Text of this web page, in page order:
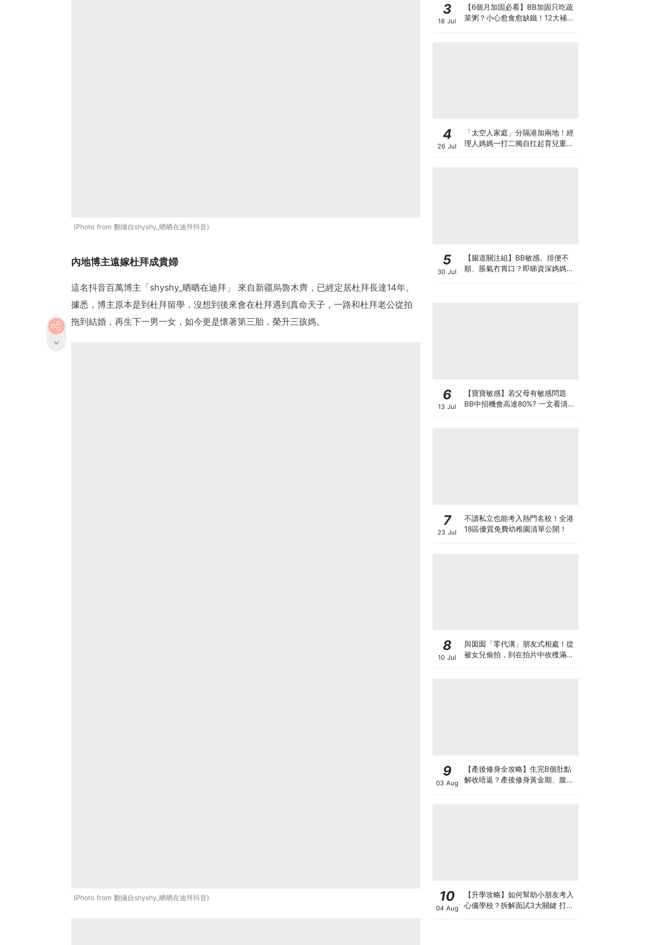
Photo from 翻攝自shyshy_晒晒在迪拜抖音
內地博主遠嫁杜拜成貴婦
這名抖音百萬博主「shyshy_晒晒在迪拜」 來自新疆烏魯木齊，已經定居杜拜長達14年。
據悉，博主原本是到杜拜留學，沒想到後來會在杜拜遇到真命天子，一路和杜拜老公從拍
拖到結婚，再生下一男一女，如今更是懷著第三胎，榮升三孩媽。
Photo from 翻攝自shyshy_晒晒在迪拜抖音
3
18 Jul
【6個月加固必看】BB加固只吃蔬
菜粥？小心愈食愈缺鐵！12大補鐵
4
26 Jul
「太空人家庭」分隔港加兩地！經
理人媽媽一打二獨自扛起育兒重
5
30 Jul
【腸道關注組】BB敏感、排便不
順、脹氣冇胃口？即睇資深媽媽分
6
13 Jul
【寶寶敏感】若父母有敏感問題
BB中招機會高達80%? 一文看清預
7
23 Jul
不讀私立也能考入熱門名校！全港
18區優質免費幼稚園清單公開！
8
10 Jul
與囡囡「零代溝」朋友式相處！從
被女兒偷拍，到在拍片中收穫滿足
9
03 Aug
【產後修身全攻略】生完B個肚點
解收唔返？產後修身黃金期、腹直
10
04 Aug
【升學攻略】如何幫助小朋友考入
心儀學校？拆解面試3大關鍵 打好